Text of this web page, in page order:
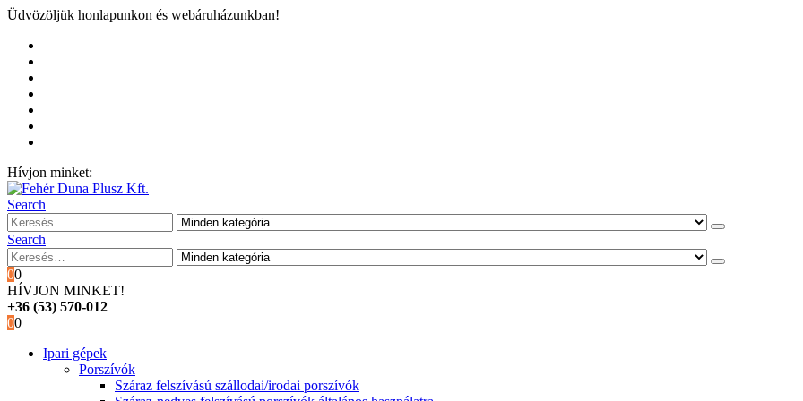
Üdvözöljük honlapunkon és webáruházunkban!
Hívjon minket:
Search
Search
00
HÍVJON MINKET!
+36 (53) 570-012
00
Ipari gépek
Porszívók
Száraz felszívású szállodai/irodai porszívók